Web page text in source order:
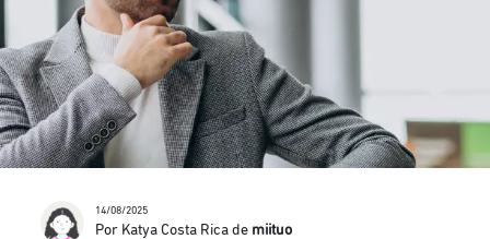
14/08/2025
Por Katya Costa Rica de miituo